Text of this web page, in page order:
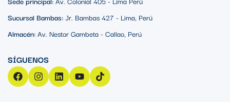
Sucursal Bambas:Jr. Bambas 427 - Lima, Perú
Almacén:Av. Nestor Gambeta - Callao, Perú